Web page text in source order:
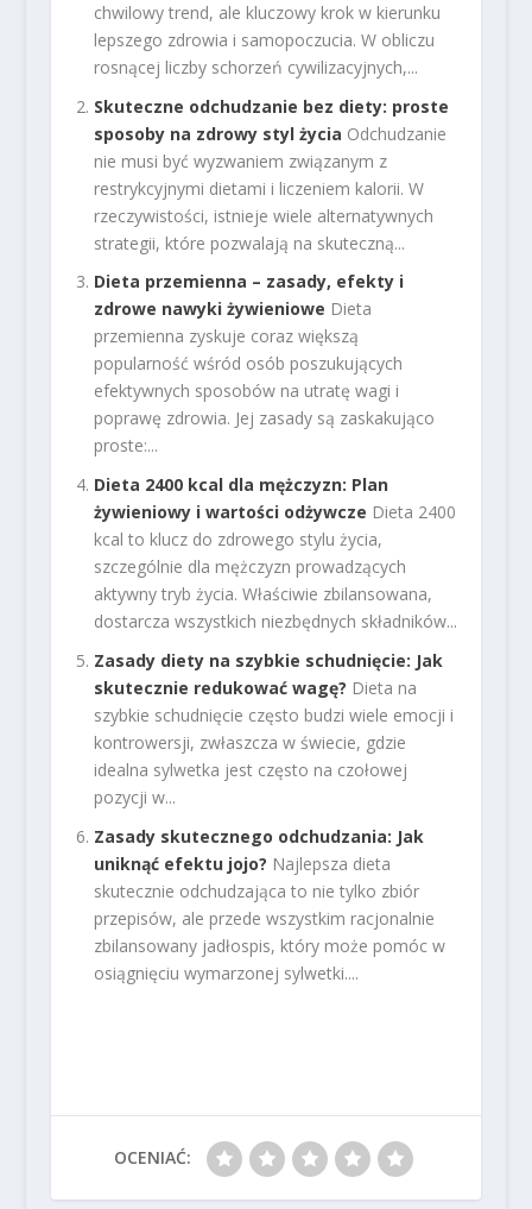
chwilowy trend, ale kluczowy krok w kierunku
lepszego zdrowia i samopoczucia. W obliczu
rosnącej liczby schorzeń cywilizacyjnych,...
Skuteczne odchudzanie bez diety: proste
sposoby na zdrowy styl życia Odchudzanie
nie musi być wyzwaniem związanym z
restrykcyjnymi dietami i liczeniem kalorii. W
rzeczywistości, istnieje wiele alternatywnych
strategii, które pozwalają na skuteczną...
Dieta przemienna – zasady, efekty i
zdrowe nawyki żywieniowe Dieta
przemienna zyskuje coraz większą
popularność wśród osób poszukujących
efektywnych sposobów na utratę wagi i
poprawę zdrowia. Jej zasady są zaskakująco
proste:...
Dieta 2400 kcal dla mężczyzn: Plan
żywieniowy i wartości odżywcze Dieta 2400
kcal to klucz do zdrowego stylu życia,
szczególnie dla mężczyzn prowadzących
aktywny tryb życia. Właściwie zbilansowana,
dostarcza wszystkich niezbędnych składników...
Zasady diety na szybkie schudnięcie: Jak
skutecznie redukować wagę? Dieta na
szybkie schudnięcie często budzi wiele emocji i
kontrowersji, zwłaszcza w świecie, gdzie
idealna sylwetka jest często na czołowej
pozycji w...
Zasady skutecznego odchudzania: Jak
uniknąć efektu jojo? Najlepsza dieta
skutecznie odchudzająca to nie tylko zbiór
przepisów, ale przede wszystkim racjonalnie
zbilansowany jadłospis, który może pomóc w
osiągnięciu wymarzonej sylwetki....
OCENIAĆ: